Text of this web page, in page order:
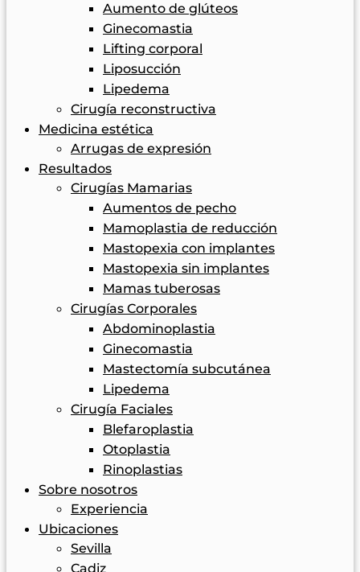
Aumento de glúteos
Ginecomastia
Lifting corporal
Liposucción
Lipedema
Cirugía reconstructiva
Medicina estética
Arrugas de expresión
Resultados
Cirugías Mamarias
Aumentos de pecho
Mamoplastia de reducción
Mastopexia con implantes
Mastopexia sin implantes
Mamas tuberosas
Cirugías Corporales
Abdominoplastia
Ginecomastia
Mastectomía subcutánea
Lipedema
Cirugía Faciales
Blefaroplastia
Otoplastia
Rinoplastias
Sobre nosotros
Experiencia
Ubicaciones
Sevilla
Cadiz